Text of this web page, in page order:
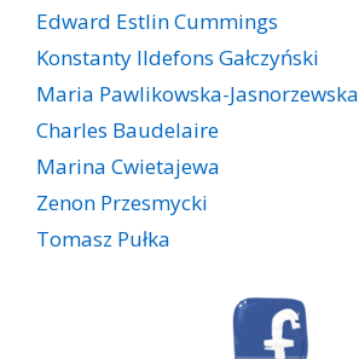
Edward Estlin Cummings
Konstanty Ildefons Gałczyński
Maria Pawlikowska-Jasnorzewska
Charles Baudelaire
Marina Cwietajewa
Zenon Przesmycki
Tomasz Pułka